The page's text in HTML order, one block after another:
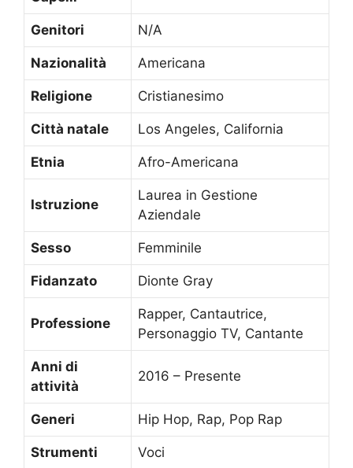
Genitori N/A
Nazionalità Americana
Religione Cristianesimo
Città natale Los Angeles, California
Etnia Afro-Americana
Istruzione
Laurea in Gestione
Aziendale
Sesso Femminile
Fidanzato Dionte Gray
Professione
Rapper, Cantautrice,
Personaggio TV, Cantante
Anni di
attività
2016 – Presente
Generi Hip Hop, Rap, Pop Rap
Strumenti Voci